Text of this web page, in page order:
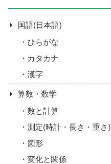
国語(日本語)
ひらがな
カタカナ
漢字
算数・数学
数と計算
測定(時計・長さ・重さ)
図形
変化と関係